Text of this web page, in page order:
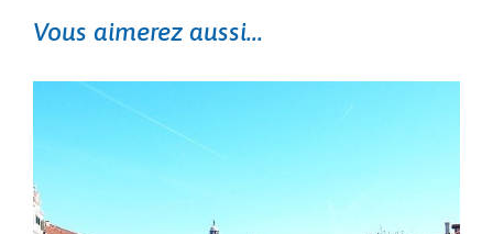
Vous aimerez aussi...